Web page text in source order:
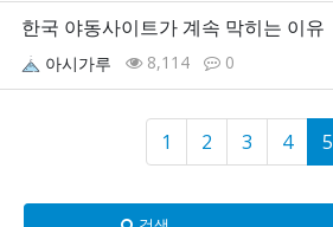
한국 야동사이트가 계속 막히는 이유
아시가루 8,114 0
1 2 3 4 5